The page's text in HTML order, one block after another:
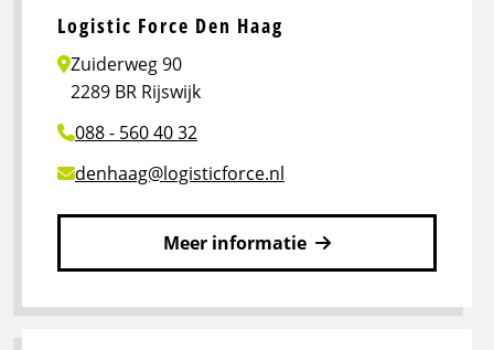
Logistic
Force
Den
Bosch
Logistic Force Den Haag
Zuiderweg 90
2289 BR Rijswijk
088 - 560 40 32
denhaag@logisticforce.nl
Meer informatie
meer